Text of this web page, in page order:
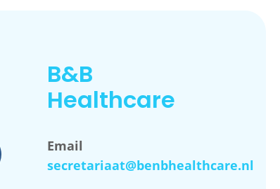
B&B
Healthcare
Email
secretariaat@benbhealthcare.nl